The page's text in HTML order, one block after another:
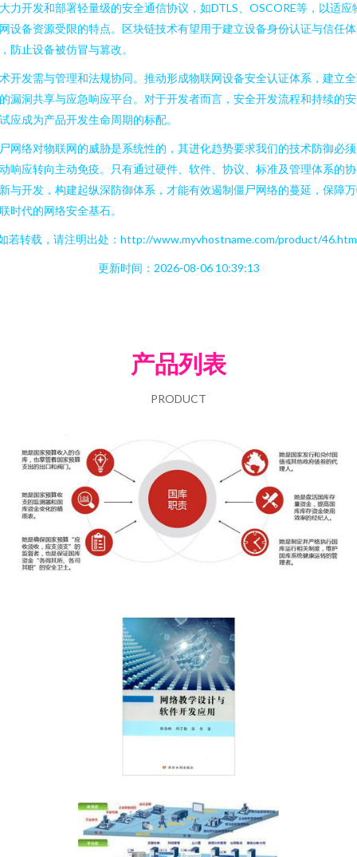
力开发和部署轻量级的安全通信协议，如DTLS、OSCORE等，以适应
设备资源受限的特点。区块链技术有望用于建立设备身份认证与信任体
防止设备被仿冒与篡改。
开发需与管理和法规协同。推动形成物联网设备安全认证体系，建立
漏洞共享与应急响应平台。对于开发者而言，安全开发流程和持续的
应成为产品开发生命周期的标配。
网络对物联网的威胁是系统性的，其进化趋势要求我们的技术防御必
响应转向主动免疫。只有通过硬件、软件、协议、标准及管理体系的
与开发，构建起纵深防御体系，才能有效遏制僵尸网络的蔓延，保障
时代的网络安全基石。
若转载，请注明出处：http://www.myvhostname.com/product/
更新时间：2026-08-06 10:39:13
产品列表
PRODUCT